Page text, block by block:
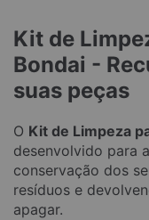
Kit de
Bondai -
suas peças
O Kit de Limpeza
desenvolvido para
conservação dos
resíduos e
apagar.